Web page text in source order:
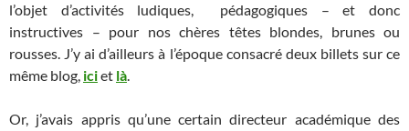
l’objet d’activités ludiques, pédagogiques – et donc
instructives – pour nos chères têtes blondes, brunes ou
rousses. J’y ai d’ailleurs à l’époque consacré deux billets sur ce
même blog, iciet là.
Or, j’avais appris qu’une certain directeur académique des